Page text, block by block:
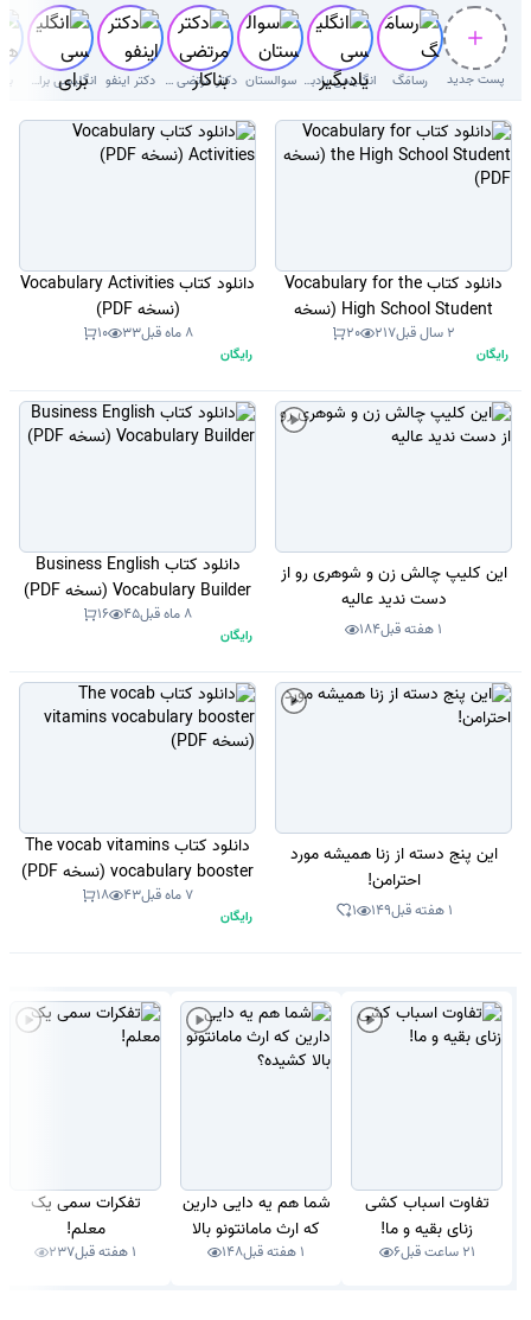
پست جدید رسامَگ انگلیسی یادبگیر سوالستان دکتر مرتضی بناکار دکتر اینفو انگلیسی برای کودکان
دانلود کتاب Vocabulary for the
High School Student (نسخه
PDF)
2 سال قبل 217
20
رایگان
دانلود کتاب Vocabulary Activities
(نسخه PDF)
8 ماه قبل 33
10
رایگان
این کلیپ چالش زن و شوهری رو از
دست ندید عالیه
1 هفته قبل 184
دانلود کتاب Business English
Vocabulary Builder (نسخه PDF)
8 ماه قبل 45
16
رایگان
این پنج دسته از زنا همیشه مورد
احترامن!
1 هفته قبل 149
1
دانلود کتاب The vocab vitamins
vocabulary booster (نسخه PDF)
7 ماه قبل 43
18
رایگان
تفاوت اسباب کشی
زنای بقیه و ما!
21 ساعت قبل 6
شما هم یه دایی دارین
که ارث مامانتونو بالا
کشیده؟
1 هفته قبل 148
تفکرات سمی یک
معلم!
1 هفته قبل 237